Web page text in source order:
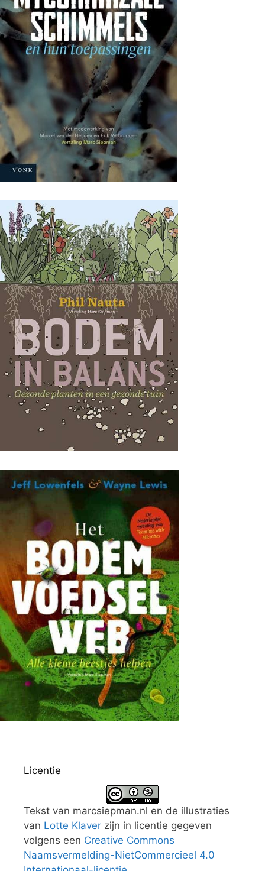
Licentie
Tekst van marcsiepman.nl en de illustraties
van Lotte Klaver zijn in licentie gegeven
volgens een Creative Commons
Naamsvermelding-NietCommercieel 4.0